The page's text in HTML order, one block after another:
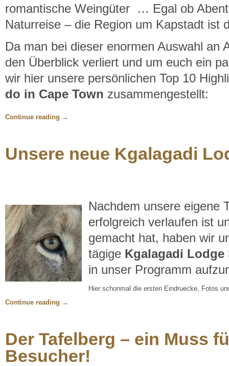
romantische Weingüter … Egal ob
Naturreise – die Region um Kapstadt ist
Da man bei dieser enormen Auswahl an
den Überblick verliert und um euch ein
wir hier unsere persönlichen Top 10
do in Cape Town zusammengestellt:
Continue reading →
Unsere neue Kgalagadi
Nachdem unsere eigene
erfolgreich verlaufen ist
gemacht hat, haben wir
tägige Kgalagadi Lodge
in unser Programm
Hier schonmal die ersten Eindruecke, Fotos
Continue reading →
Der Tafelberg – ein Muss
Besucher!